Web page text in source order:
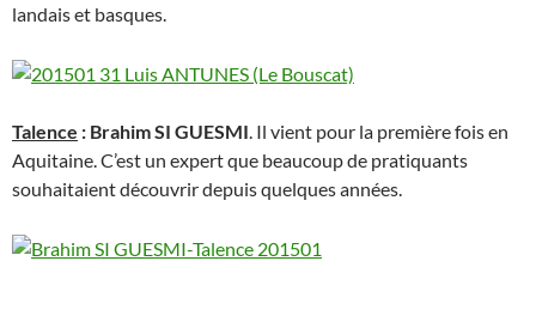
landais et basques.
Talence : Brahim SI GUESMI . Il vient pour la première fois en
Aquitaine. C’est un expert que beaucoup de pratiquants
souhaitaient découvrir depuis quelques années.